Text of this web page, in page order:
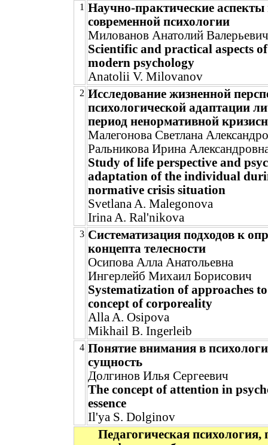
1 Научно-практические
современной психологии
Милованов Анатолий Валерьевич
Scientific and practical aspects
modern psychology
Anatolii V. Milovanov
2 Исследование жизненной
психологической адаптации
период ненормативной
Малегонова Светлана
Ральникова Ирина
Study of life perspective and
adaptation of the individual
normative crisis situation
Svetlana A. Malegonova
Irina A. Ral'nikova
3 Систематизация подходов к
концепта телесности
Осипова Алла Анатольевна
Ингерлейб Михаил Борисович
Systematization of approaches
concept of corporeality
Alla A. Osipova
Mikhail B. Ingerleib
4 Понятие внимания в
сущность
Долгинов Илья Сергеевич
The concept of attention in
essence
Il'ya S. Dolginov
Педагогическая психология,